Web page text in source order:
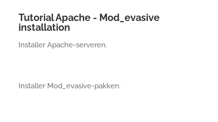
Tutorial Apache - Mod_evasive
installation
Installer Apache-serveren.
Installer Mod_evasive-pakken.